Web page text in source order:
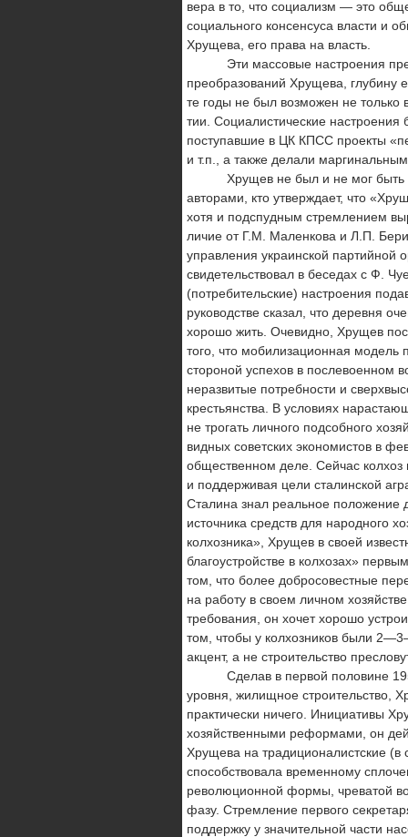
вера в то, что социализм — это
социального консенсуса вла­сти и
Хрущева, его права на власть.
Эти массовые настроения
преобразований Хрущева, глу­бину
те годы не был возможен не
тии. Социалистические
поступавшие в ЦК КПСС проек­ты
и т.п., а также делали
Хрущев не был и не мог быть
авторами, кто утверж­дает, что
хотя и подспудным стремлением
личие от Г.М. Маленкова и Л.П.
управления укра­инской партийной
свидетельствовал в беседах с Ф.
(потребительские) настроения
руководстве сказал, что деревня
хорошо жить. Очевидно, Хрущев
того, что мобилизационная модель
стороной успехов в послевоен­ном
неразвитые потребности и
крестьянства. В условиях
не трогать лично­го подсобного
видных советских экономистов в
общественном деле. Сейчас колхоз
и поддерживая цели ста­линской
Сталина знал реальное положение
источника средств для народного
колхозника», Хрущев в своей
благоустройстве в колхозах»
том, что более добросовестные
на работу в своем лич­ном
требования, он хочет хорошо
том, что­бы у колхозников были
акцент, а не строительство
Сделав в первой половине
уровня, жилищное строительство,
практически ничего. Инициативы
хозяйственными реформами, он
Хрущева на традиционалистские
способствовала временному
революционной формы, чреватой
фазу. Стремле­ние первого
поддержку у значительной части